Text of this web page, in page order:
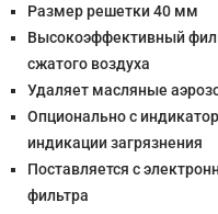
Размер решетки 40 мм
Высокоэффективный
сжатого воздуха
Удаляет масляные
Опционально с
индикации загрязнения
Поставляется с
фильтра